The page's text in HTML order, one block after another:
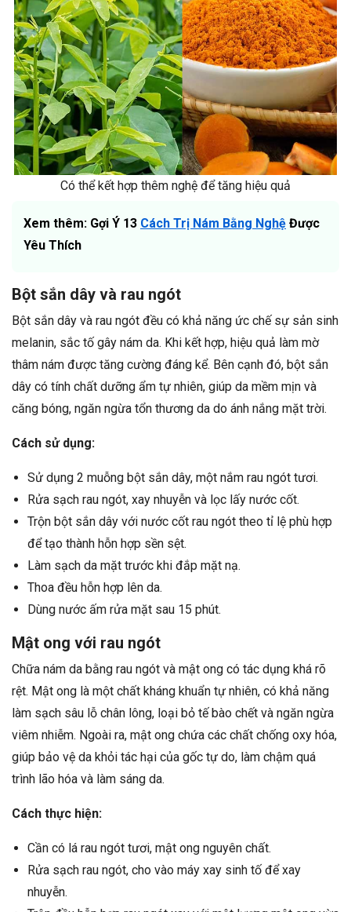
Có thể kết hợp thêm nghệ để tăng hiệu quả
Xem thêm: Gợi Ý 13 Cách Trị Nám Bằng Nghệ Được
Yêu Thích
Bột sắn dây và rau ngót
Bột sắn dây và rau ngót đều có khả năng ức chế sự sản sinh
melanin, sắc tố gây nám da. Khi kết hợp, hiệu quả làm mờ
thâm nám được tăng cường đáng kể. Bên cạnh đó, bột sắn
dây có tính chất dưỡng ẩm tự nhiên, giúp da mềm mịn và
căng bóng, ngăn ngừa tổn thương da do ánh nắng mặt trời.
Cách sử dụng:
Sử dụng 2 muỗng bột sắn dây, một nắm rau ngót tươi.
Rửa sạch rau ngót, xay nhuyễn và lọc lấy nước cốt.
Trộn bột sắn dây với nước cốt rau ngót theo tỉ lệ phù hợp
để tạo thành hỗn hợp sền sệt.
Làm sạch da mặt trước khi đắp mặt nạ.
Thoa đều hỗn hợp lên da.
Dùng nước ấm rửa mặt sau 15 phút.
Mật ong với rau ngót
Chữa nám da bằng rau ngót và mật ong có tác dụng khá rõ
rệt. Mật ong là một chất kháng khuẩn tự nhiên, có khả năng
làm sạch sâu lỗ chân lông, loại bỏ tế bào chết và ngăn ngừa
viêm nhiễm. Ngoài ra, mật ong chứa các chất chống oxy hóa,
giúp bảo vệ da khỏi tác hại của gốc tự do, làm chậm quá
trình lão hóa và làm sáng da.
Cách thực hiện:
Cần có lá rau ngót tươi, mật ong nguyên chất.
Rửa sạch rau ngót, cho vào máy xay sinh tố để xay
nhuyễn.